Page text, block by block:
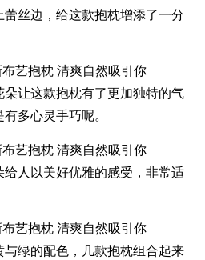
丝边，给这款抱枕增添了一分
让这款抱枕有了更加独特的气
多心灵手巧呢。
人以美好优雅的感受，非常适
绿的配色，几款抱枕组合起来